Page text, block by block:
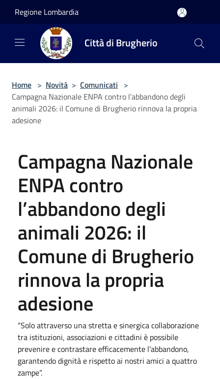
Regione Lombardia
Città di Brugherio
Home > Novità > Comunicati >
Campagna Nazionale ENPA contro l’abbandono degli
animali 2026: il Comune di Brugherio rinnova la propria
adesione
Campagna Nazionale
ENPA contro
l’abbandono degli
animali 2026: il
Comune di Brugherio
rinnova la propria
adesione
“Solo attraverso una stretta e sinergica collaborazione
tra istituzioni, associazioni e cittadini è possibile
prevenire e contrastare efficacemente l’abbandono,
garantendo dignità e rispetto ai nostri amici a quattro
zampe”.